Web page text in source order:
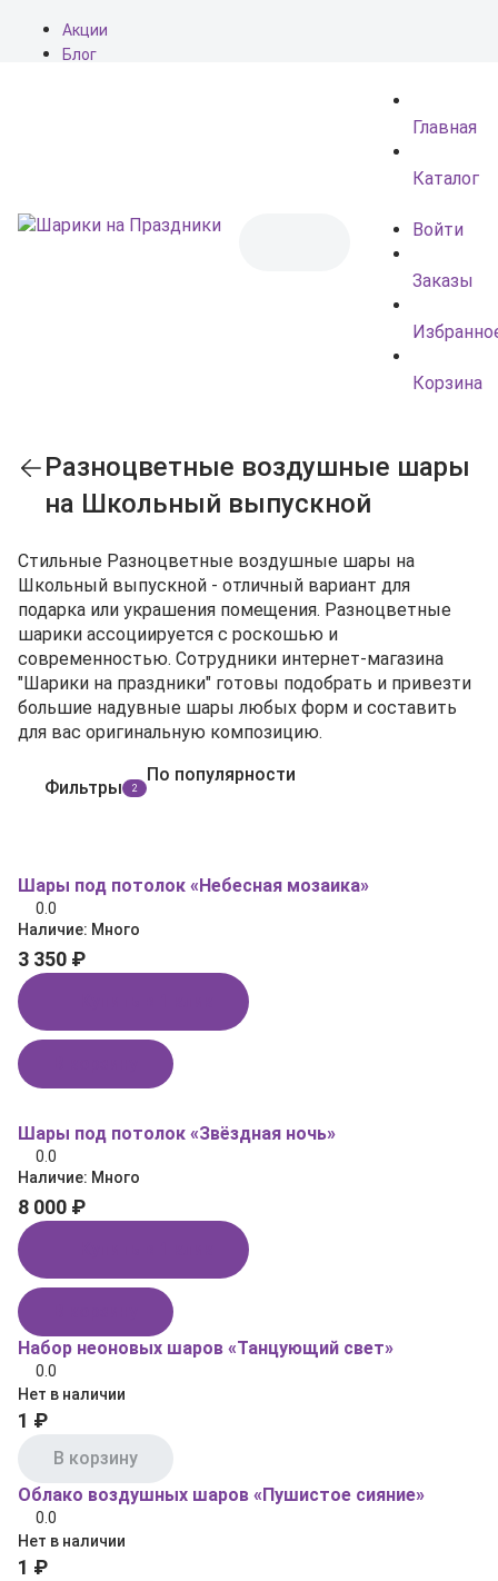
Акции
Блог
Главная
Каталог
Войти
Заказы
Корзина
Разноцветные воздушные шары
на Школьный выпускной
Стильные Разноцветные воздушные шары на
Школьный выпускной - отличный вариант для
подарка или украшения помещения. Разноцветные
шарики ассоциируется с роскошью и
современностью. Сотрудники интернет-магазина
"Шарики на праздники" готовы подобрать и привезти
большие надувные шары любых форм и составить
для вас оригинальную композицию.
Фильтры 2
По популярности
Шары под потолок «Небесная мозаика»
0.0
Наличие: Много
3 350 ₽
Шары под потолок «Звёздная ночь»
0.0
Наличие: Много
8 000 ₽
Набор неоновых шаров «Танцующий свет»
0.0
Нет в наличии
1 ₽
В корзину
Облако воздушных шаров «Пушистое сияние»
0.0
Нет в наличии
1 ₽